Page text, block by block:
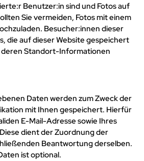
Benutzer:in sind und Fotos auf
Sie vermeiden, Fotos mit einem
Besucher:innen dieser
die auf dieser Website gespeichert
deren Standort-Informationen
Daten werden zum Zweck der
mit Ihnen gespeichert. Hierfür
E-Mail-Adresse sowie Ihres
dient der Zuordnung der
Beantwortung derselben.
ist optional.